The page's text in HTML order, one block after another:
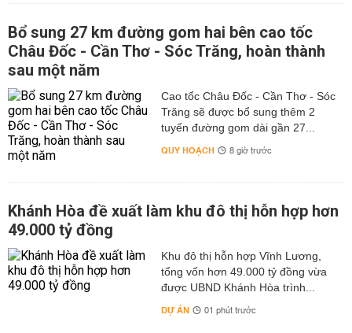
Bổ sung 27 km đường gom hai bên cao tốc
Châu Đốc - Cần Thơ - Sóc Trăng, hoàn thành
sau một năm
Cao tốc Châu Đốc - Cần Thơ - Sóc
Trăng sẽ được bổ sung thêm 2
tuyến đường gom dài gần 27...
QUY HOẠCH 8 giờ trước
Khánh Hòa đề xuất làm khu đô thị hỗn hợp hơn
49.000 tỷ đồng
Khu đô thị hỗn hợp Vĩnh Lương,
tổng vốn hơn 49.000 tỷ đồng vừa
được UBND Khánh Hòa trình...
DỰ ÁN 01 phút trước